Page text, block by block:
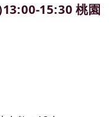
15:30 桃園